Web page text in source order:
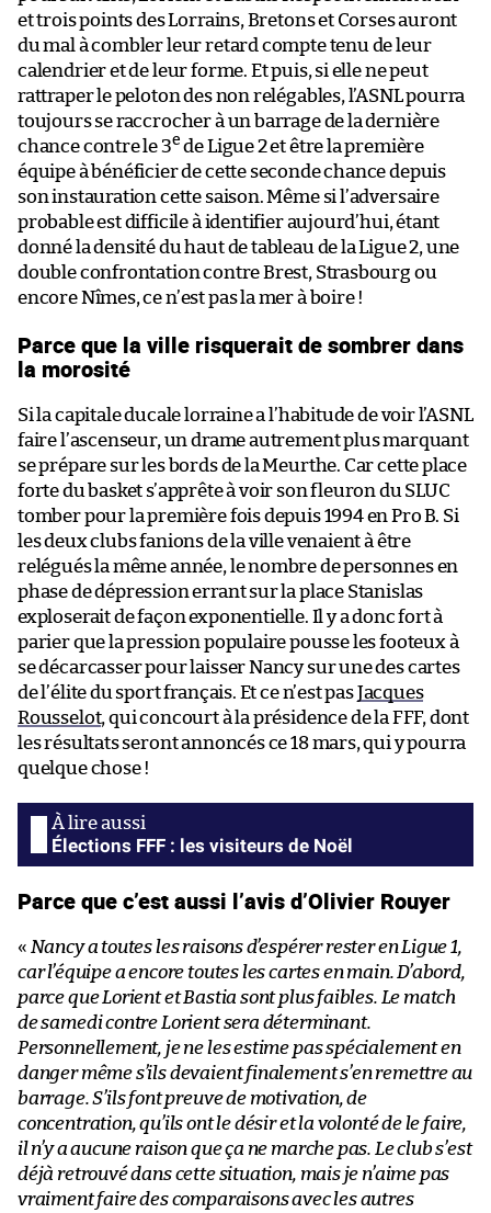
et trois points des Lorrains, Bretons et Corses auront
du mal à combler leur retard compte tenu de leur
calendrier et de leur forme. Et puis, si elle ne peut
rattraper le peloton des non relégables, l’ASNL pourra
toujours se raccrocher à un barrage de la dernière
chance contre le 3e de Ligue 2 et être la première
équipe à bénéficier de cette seconde chance depuis
son instauration cette saison. Même si l’adversaire
probable est difficile à identifier aujourd’hui, étant
donné la densité du haut de tableau de la Ligue 2, une
double confrontation contre Brest, Strasbourg ou
encore Nîmes, ce n’est pas la mer à boire !
Parce que la ville risquerait de sombrer dans
la morosité
Si la capitale ducale lorraine a l’habitude de voir l’ASNL
faire l’ascenseur, un drame autrement plus marquant
se prépare sur les bords de la Meurthe. Car cette place
forte du basket s’apprête à voir son fleuron du SLUC
tomber pour la première fois depuis 1994 en Pro B. Si
les deux clubs fanions de la ville venaient à être
relégués la même année, le nombre de personnes en
phase de dépression errant sur la place Stanislas
exploserait de façon exponentielle. Il y a donc fort à
parier que la pression populaire pousse les footeux à
se décarcasser pour laisser Nancy sur une des cartes
de l’élite du sport français. Et ce n’est pasJacques
Rousselot, qui concourt à la présidence de la FFF, dont
les résultats seront annoncés ce 18 mars, qui y pourra
quelque chose !
Élections FFF : les visiteurs de Noël
Parce que c’est aussi l’avis d’Olivier Rouyer
« Nancy a toutes les raisons d’espérer rester en Ligue 1,
car l’équipe a encore toutes les cartes en main. D’abord,
parce que Lorient et Bastia sont plus faibles. Le match
de samedi contre Lorient sera déterminant.
Personnellement, je ne les estime pas spécialement en
danger même s’ils devaient finalement s’en remettre au
barrage. S’ils font preuve de motivation, de
concentration, qu’ils ont le désir et la volonté de le faire,
il n’y a aucune raison que ça ne marche pas. Le club s’est
déjà retrouvé dans cette situation, mais je n’aime pas
vraiment faire des comparaisons avec les autres